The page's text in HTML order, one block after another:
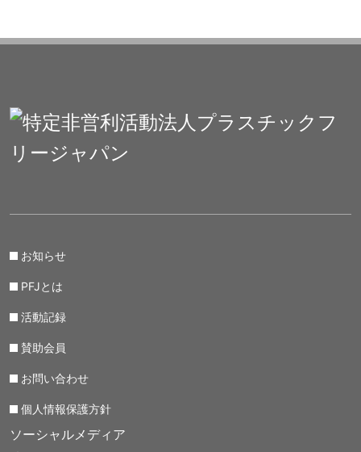
お知らせ
PFJとは
活動記録
賛助会員
お問い合わせ
個人情報保護方針
ソーシャルメディア